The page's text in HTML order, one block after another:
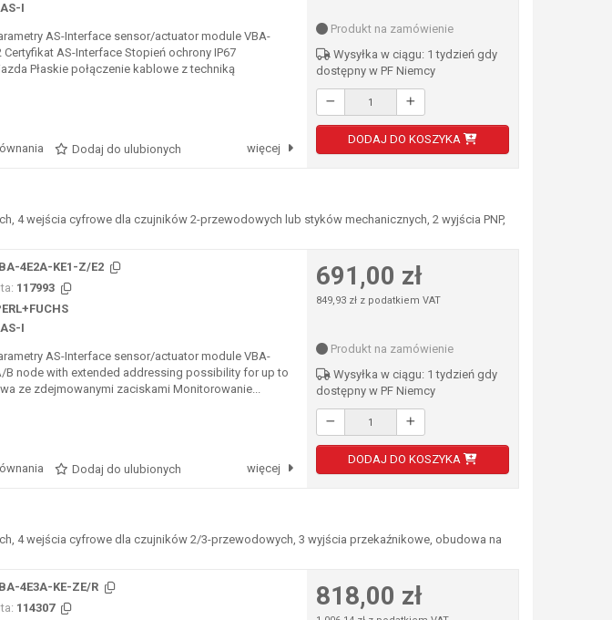
I
AS-Interface sensor/actuator module VBA-
Certyfikat AS-Interface Stopień ochrony IP67
Płaskie połączenie kablowe z techniką
Dodaj do ulubionych więcej
Produkt na zamówienie
Wysyłka w ciągu: 1 tydzień gdy
dostępny w PF Niemcy
DODAJ DO KOSZYKA
4 wejścia cyfrowe dla czujników 2-przewodowych lub styków mechanicznych, 2 wyjścia PNP,
4E2A-KE1-Z/E2
117993
I
AS-Interface sensor/actuator module VBA-
B node with extended addressing possibility for up to
ze zdejmowanymi zaciskami Monitorowanie...
Dodaj do ulubionych więcej
691,00 zł
849,93 zł z podatkiem VAT
Produkt na zamówienie
Wysyłka w ciągu: 1 tydzień gdy
dostępny w PF Niemcy
DODAJ DO KOSZYKA
4 wejścia cyfrowe dla czujników 2/3-przewodowych, 3 wyjścia przekaźnikowe, obudowa na
4E3A-KE-ZE/R
114307 818,00 zł